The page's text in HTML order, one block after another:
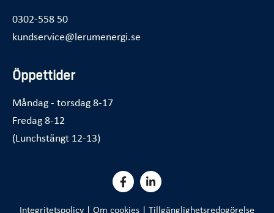
0302-558 50
kundservice@lerumenergi.se
Öppettider
Måndag - torsdag 8-17
Fredag 8-12
(Lunchstängt 12-13)
Integritetspolicy | Om cookies | Tillgänglighetsredogörelse